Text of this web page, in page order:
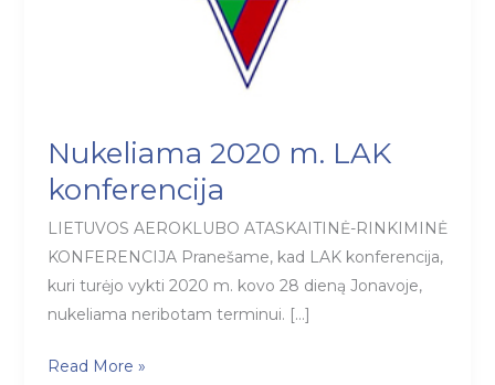
Nukeliama 2020 m. LAK
konferencija
LIETUVOS AEROKLUBO ATASKAITINĖ-RINKIMINĖ
KONFERENCIJA Pranešame, kad LAK konferencija,
kuri turėjo vykti 2020 m. kovo 28 dieną Jonavoje,
nukeliama neribotam terminui. […]
Nukeliama
Read More »